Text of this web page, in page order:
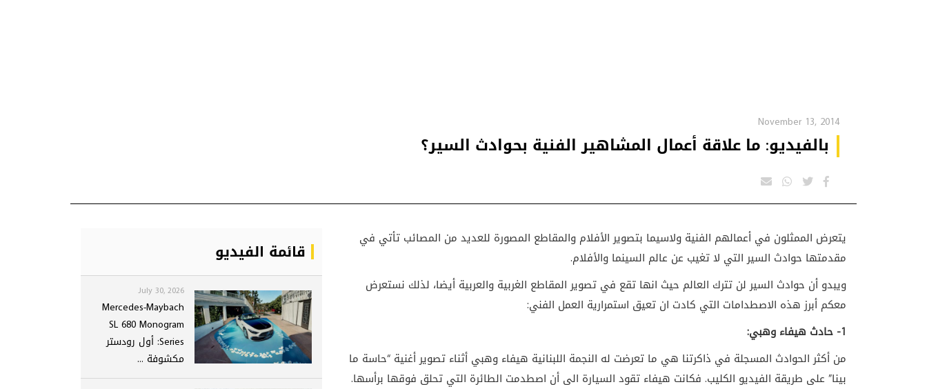
November 13, 2014
بالفيديو: ما علاقة أعمال المشاهير الفنية بحوادث السير؟
يتعرض الممثلون في أعمالهم الفنية ولاسيما بتصوير الأفلام والمقاطع المصورة للعديد من المصائب تأتي في
مقدمتها حوادث السير التي لا تغيب عن عالم السينما والأفلام.
ويبدو أن حوادث السير لن تترك العالم حيث انها تقع في تصوير المقاطع الغربية والعربية أيضا، لذلك نستعرض
معكم أبرز هذه الاصطدامات التي كادت ان تعيق استمرارية العمل الفني:
1- حادث هيفاء وهبي:
من أكثر الحوادث المسجلة في ذاكرتنا هي ما تعرضت له النجمة اللبنانية هيفاء وهبي أثناء تصوير أغنية “حاسة ما
بينا” على طريقة الفيديو الكليب. فكانت هيفاء تقود السيارة الى أن اصطدمت الطائرة التي تحلق فوقها برأسها.
قائمة الفيديو
July 30, 2026
Mercedes-Maybach
SL 680 Monogram
Series: أول رودستر
مكشوفة ...